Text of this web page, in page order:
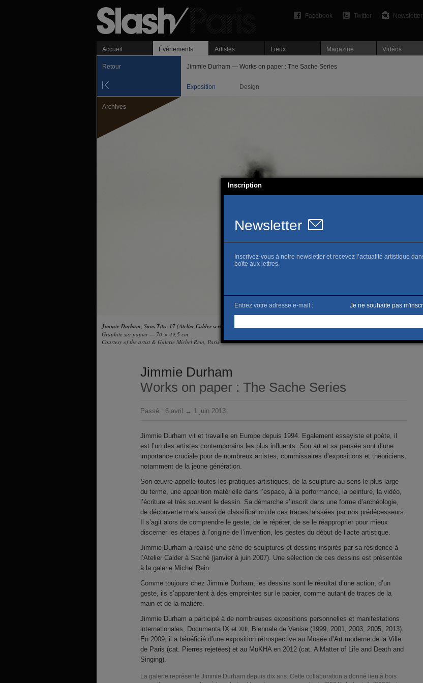
Newsletter
Twitter
Facebook
Accueil Événements Artistes Lieux Magazine Vidéos
Retour Jimmie Durham — Works on paper : The Sache Series
Exposition Design
Archives
Jimmie Durham, Sans Titre 17 (Atelier Calder series), 2007
Graphite sur papier — 70 × 49,5 cm
Courtesy of the artist & Galerie Michel Rein, Paris
Jimmie Durham
Works on paper : The Sache Series
Passé : 6 avril → 1 juin 2013
Jimmie Durham vit et travaille en Europe depuis 1994. Egalement essayiste et poète, il
est l’un des artistes contemporains les plus influents. Son art et sa pensée sont d’une
importance cruciale pour de nombreux artistes, commissaires d’expositions et théoriciens,
notamment de la jeune génération.
Son œuvre appelle toutes les pratiques artistiques, de la sculpture au sens le plus large
du terme, une apparition matérielle dans l’espace, à la performance, la peinture, la vidéo,
l’écriture et très souvent le dessin. Sa démarche s’inscrit dans une forme d’archéologie,
de découverte mais aussi de classification de ces traces laissées par nos prédécesseurs.
Il s’agit alors de comprendre le geste, de le répéter, de se le réapproprier pour mieux
discerner les étapes à l’origine de l’invention, les gestes du début de l’acte artistique.
Jimmie Durham a réalisé une série de sculptures et dessins inspirés par sa résidence à
l’Atelier Calder à Saché (janvier à juin 2007). Une sélection de ces dessins est présentée
à la galerie Michel Rein.
Comme toujours chez Jimmie Durham, les dessins sont le résultat d’une action, d’un
geste, ils s’apparentent à des empreintes sur le papier, comme autant de traces de la
main et de la matière.
Jimmie Durham a participé à de nombreuses expositions personnelles et manifestations
internationales, Documenta IX et XIII , Biennale de Venise (1999, 2001, 2003, 2005, 2013).
En 2009, il a bénéficié d’une exposition rétrospective au Musée d’Art moderne de la Ville
de Paris (cat. Pierres rejetées) et au MuKHA en 2012 (cat. A Matter of Life and Death and
Singing).
La galerie représente Jimmie Durham depuis dix ans. Cette collaboration a donné lieu à trois
Inscription